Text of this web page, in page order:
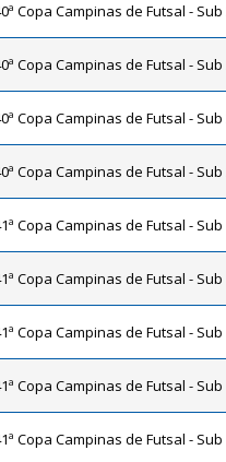
Copa Campinas de Futsal - Sub
Copa Campinas de Futsal - Sub
Copa Campinas de Futsal - Sub
Copa Campinas de Futsal - Sub
Copa Campinas de Futsal - Sub
Copa Campinas de Futsal - Sub
Copa Campinas de Futsal - Sub
Copa Campinas de Futsal - Sub
Copa Campinas de Futsal - Sub